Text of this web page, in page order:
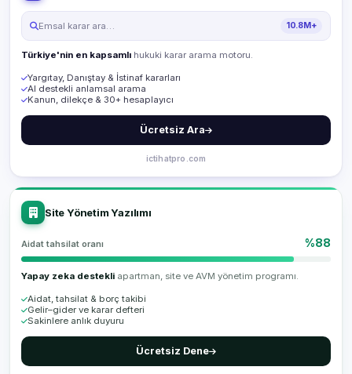
Emsal karar ara… 10.8M+
Türkiye'nin en kapsamlı hukuki karar arama motoru.
Yargıtay, Danıştay & İstinaf kararları
AI destekli anlamsal arama
Kanun, dilekçe & 30+ hesaplayıcı
Ücretsiz Ara
ictihatpro.com
Site Yönetim Yazılımı
Aidat tahsilat oranı %88
Yapay zeka destekli apartman, site ve AVM yönetim programı.
Aidat, tahsilat & borç takibi
Gelir–gider ve karar defteri
Sakinlere anlık duyuru
Ücretsiz Dene